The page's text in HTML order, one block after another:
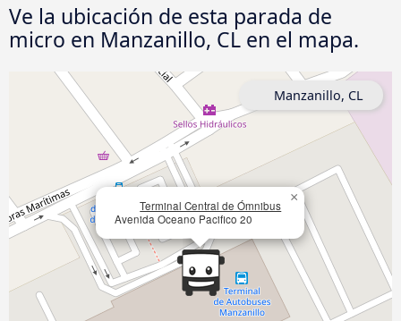
Ve la ubicación de esta parada de
micro en Manzanillo, CL en el mapa.
Terminal Central de Ómnibus
Avenida Oceano Pacifico 20
×
Manzanillo, CL